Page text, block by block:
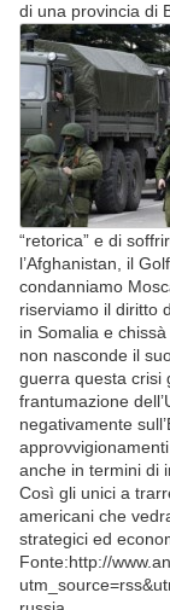
di una provincia di
“retorica” e di
l’Afghanistan, il
condanniamo
riserviamo il diritto
in Somalia e
non nasconde il
guerra questa crisi
frantumazione
negativamente
anche in termini di
Così gli unici a
americani che
strategici ed
Fonte:http://